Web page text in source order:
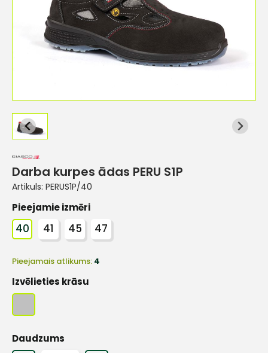
Darba kurpes ādas PERU S1P
Artikuls: PERUS1P/40
Pieejamie izmēri
40 41 45 47
Pieejamais atlikums: 4
Izvēlieties krāsu
Daudzums